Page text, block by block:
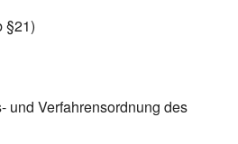
§21)
und Verfahrensordnung des